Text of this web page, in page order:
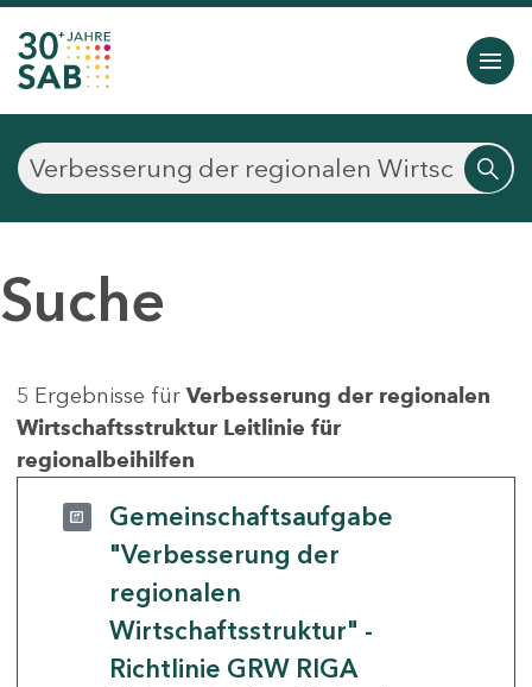
Suche
5 Ergebnisse für Verbesserung der regionalen
Wirtschaftsstruktur Leitlinie für
regionalbeihilfen
Gemeinschaftsaufgabe
"Verbesserung der
regionalen
Wirtschaftsstruktur" -
Richtlinie GRW RIGA